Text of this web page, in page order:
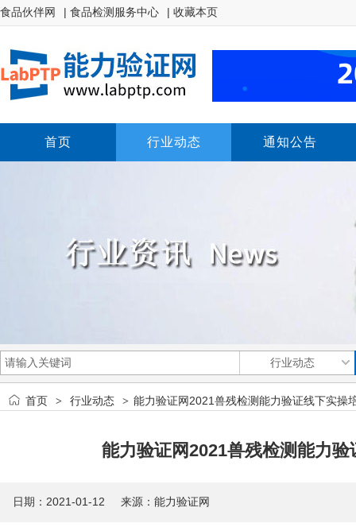
食品伙伴网 | 食品检测服务中心 | 收藏本页
首页 行业动态 通知公告
首页 > 行业动态 > 能力验证网2021兽残检测能力验证线下实操
能力验证网2021兽残检测能力
日期：2021-01-12 来源：能力验证网